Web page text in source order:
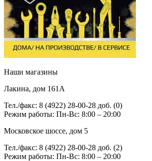
Наши магазины
Лакина, дом 161А
Тел./факс: 8 (4922) 28-00-28 доб. (0)
Режим работы: Пн-Вс: 8:00 – 20:00
Московское шоссе, дом 5
Тел./факс: 8 (4922) 28-00-28 доб. (2)
Режим работы: Пн-Вс: 8:00 – 20:00